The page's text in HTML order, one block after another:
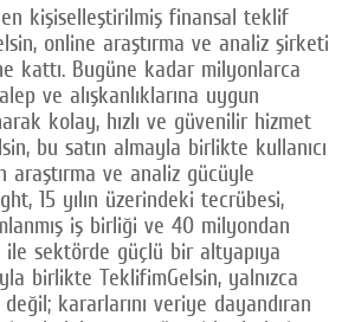
kişiselleştirilmiş finansal teklif
online araştırma ve analiz şirketi
kattı. Bugüne kadar milyonlarca
ve alışkanlıklarına uygun
kolay, hızlı ve güvenilir hizmet
bu satın almayla birlikte kullanıcı
araştırma ve analiz gücüyle
15 yılın üzerindeki tecrübesi,
iş birliği ve 40 milyondan
sektörde güçlü bir altyapıya
birlikte TeklifimGelsin, yalnızca
kararlarını veriye dayandıran